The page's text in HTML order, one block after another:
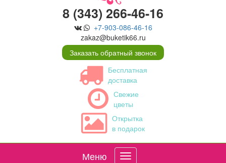
8 (343) 266-46-16
+7-903-086-46-16
zakaz@buketik66.ru
Заказать обратный звонок
Бесплатная
доставка
Свежие
цветы
Открытка
в подарок
Меню